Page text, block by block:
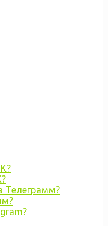
Телеграмм?